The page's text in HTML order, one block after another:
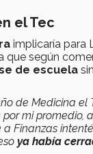
el Tec
implicaría para
que según
de escuela
de Medicina el
mi promedio,
Finanzas
ya había